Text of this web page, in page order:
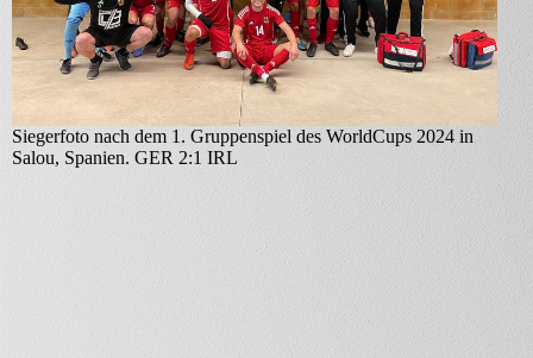
Siegerfoto nach dem 1. Gruppenspiel des WorldCups 2024 in
Salou, Spanien. GER 2:1 IRL